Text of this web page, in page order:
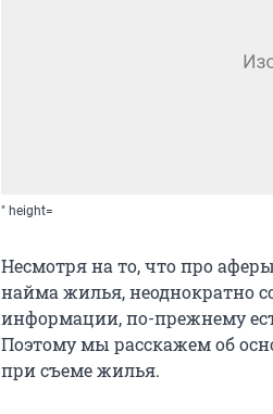
" height=
Несмотря на то, что про
найма жилья, неоднократно
информации, по-прежнему
Поэтому мы расскажем об
при съеме жилья.